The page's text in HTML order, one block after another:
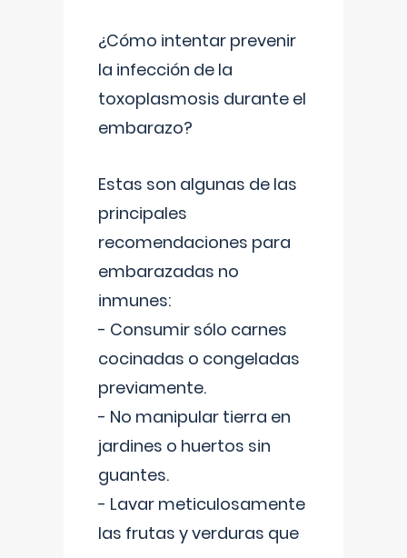
¿Cómo intentar prevenir
la infección de la
toxoplasmosis durante el
embarazo?
Estas son algunas de las
principales
recomendaciones para
embarazadas no
inmunes:
- Consumir sólo carnes
cocinadas o congeladas
previamente.
- No manipular tierra en
jardines o huertos sin
guantes.
- Lavar meticulosamente
las frutas y verduras que